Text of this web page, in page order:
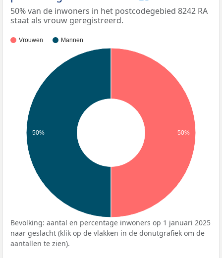
50% van de inwoners in het postcodegebied 8242 RA
staat als vrouw geregistreerd.
Vrouwen Mannen
50% 50%
Bevolking: aantal en percentage inwoners op 1 januari 2025
naar geslacht (klik op de vlakken in de donutgrafiek om de
aantallen te zien).